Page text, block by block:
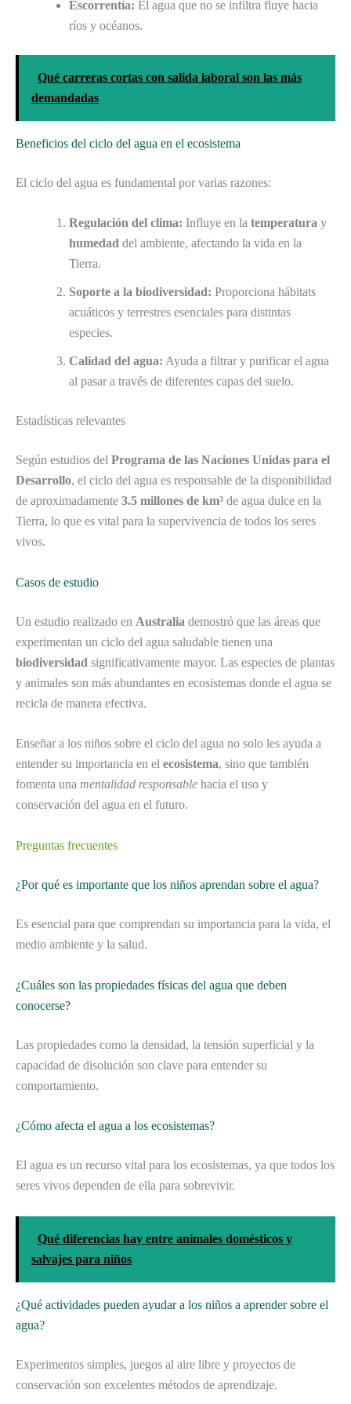
Escorrentía: El agua que no se infiltra fluye hacia
ríos y océanos.
Qué carreras cortas con salida laboral son las más
demandadas
Beneficios del ciclo del agua en el ecosistema
El ciclo del agua es fundamental por varias razones:
Regulación del clima: Influye en la temperatura y
humedad del ambiente, afectando la vida en la
Tierra.
Soporte a la biodiversidad: Proporciona hábitats
acuáticos y terrestres esenciales para distintas
especies.
Calidad del agua: Ayuda a filtrar y purificar el agua
al pasar a través de diferentes capas del suelo.
Estadísticas relevantes
Según estudios del Programa de las Naciones Unidas para el
Desarrollo, el ciclo del agua es responsable de la disponibilidad
de aproximadamente 3.5 millones de km³ de agua dulce en la
Tierra, lo que es vital para la supervivencia de todos los seres
vivos.
Casos de estudio
Un estudio realizado en Australia demostró que las áreas que
experimentan un ciclo del agua saludable tienen una
biodiversidad significativamente mayor. Las especies de plantas
y animales son más abundantes en ecosistemas donde el agua se
recicla de manera efectiva.
Enseñar a los niños sobre el ciclo del agua no solo les ayuda a
entender su importancia en el ecosistema, sino que también
fomenta una mentalidad responsable hacia el uso y
conservación del agua en el futuro.
Preguntas frecuentes
¿Por qué es importante que los niños aprendan sobre el agua?
Es esencial para que comprendan su importancia para la vida, el
medio ambiente y la salud.
¿Cuáles son las propiedades físicas del agua que deben
conocerse?
Las propiedades como la densidad, la tensión superficial y la
capacidad de disolución son clave para entender su
comportamiento.
¿Cómo afecta el agua a los ecosistemas?
El agua es un recurso vital para los ecosistemas, ya que todos los
seres vivos dependen de ella para sobrevivir.
Qué diferencias hay entre animales domésticos y
salvajes para niños
¿Qué actividades pueden ayudar a los niños a aprender sobre el
agua?
Experimentos simples, juegos al aire libre y proyectos de
conservación son excelentes métodos de aprendizaje.